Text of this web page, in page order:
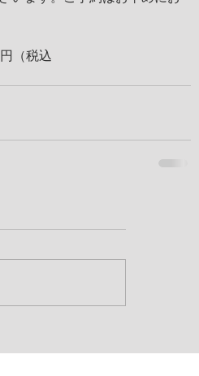
（税込